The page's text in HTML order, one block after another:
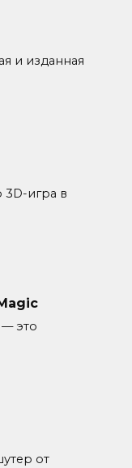
и изданная
3D-игра в
— это
от